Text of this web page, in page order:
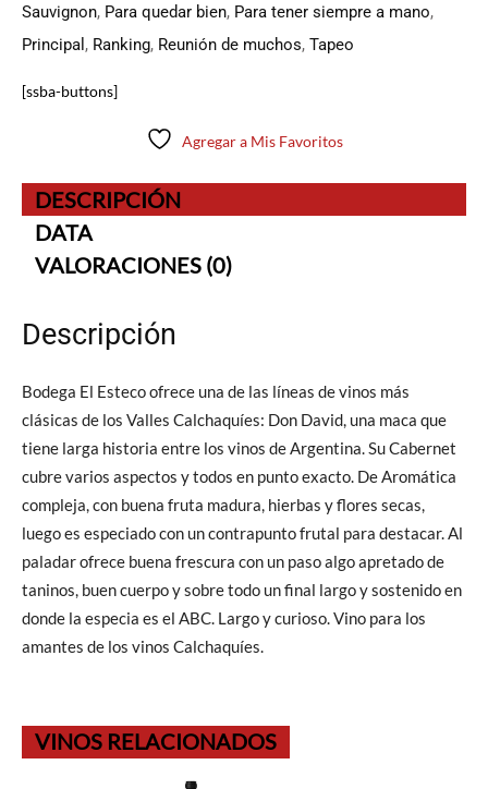
Sauvignon, Para quedar bien, Para tener siempre a mano,
Principal , Ranking, Reunión de muchos, Tapeo
[ssba-buttons]
Agregar a Mis Favoritos
DESCRIPCIÓN
DATA
VALORACIONES (0)
Descripción
Bodega El Esteco ofrece una de las líneas de vinos más
clásicas de los Valles Calchaquíes: Don David, una maca que
tiene larga historia entre los vinos de Argentina. Su Cabernet
cubre varios aspectos y todos en punto exacto. De Aromática
compleja, con buena fruta madura, hierbas y flores secas,
luego es especiado con un contrapunto frutal para destacar. Al
paladar ofrece buena frescura con un paso algo apretado de
taninos, buen cuerpo y sobre todo un final largo y sostenido en
donde la especia es el ABC. Largo y curioso. Vino para los
amantes de los vinos Calchaquíes.
VINOS RELACIONADOS